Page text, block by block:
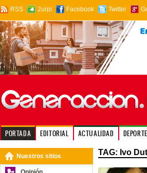
RSS 2urpi Facebook Twitter
PORTADA EDITORIAL ACTUALIDAD
Nuestros sitios TAG: Ivo